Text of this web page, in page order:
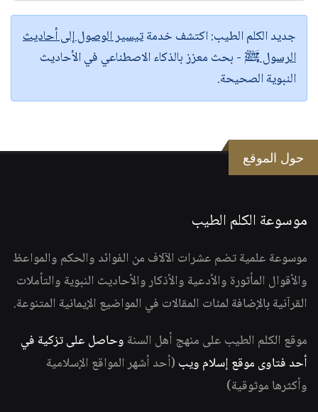
جديد الكلم الطيب:اكتشف خدمةتيسير الوصول إلى أحاديث
الرسول ﷺ - بحث معزز بالذكاء الاصطناعي في الأحاديث
النبوية الصحيحة.
حول الموقع
موسوعة الكلم الطيب
موسوعة علمية تضم عشرات الآلاف من الفوائد والحكم والمواعظ
والأقوال المأثورة والأدعية والأذكار والأحاديث النبوية والتأملات
القرآنية بالإضافة لمئات المقالات في المواضيع الإيمانية المتنوعة.
موقع الكلم الطيب على منهج أهل السنة وحاصل على تزكية في
أحد فتاوى موقع إسلام ويب (أحد أشهر المواقع الإسلامية
وأكثرها موثوقية)